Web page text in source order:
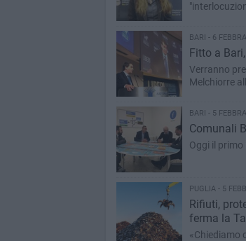
BARI - 6
Fitto a
Verranno
Melchiorre
BARI - 5
Comunali
Oggi il
PUGLIA - 5
Rifiuti,
ferma la
«Chiediamo